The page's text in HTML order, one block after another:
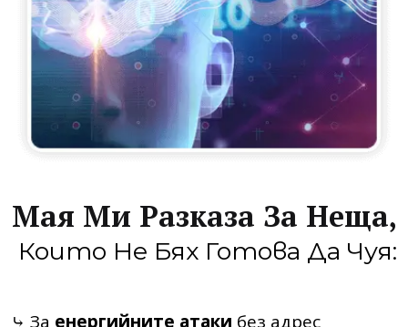
Мая Ми Разказа За Неща,
Които Не Бях Готова Да Чуя:
⤷ За енергийните атаки без адрес